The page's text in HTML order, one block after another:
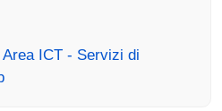
ICT - Servizi di